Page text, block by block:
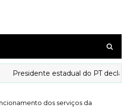
Presidente estadual do PT declara
dos serviços da